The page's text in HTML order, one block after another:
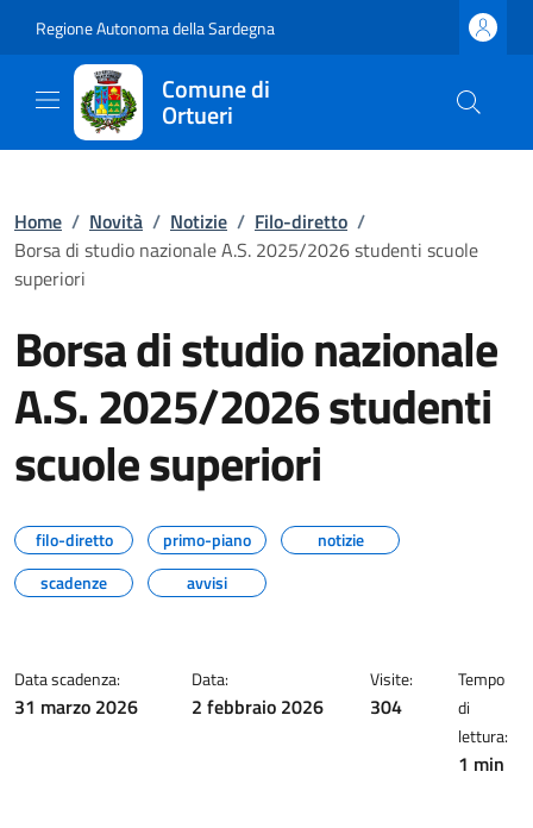
Regione Autonoma della Sardegna
Comune di
Ortueri
Home / Novità / Notizie / Filo-diretto /
Borsa di studio nazionale A.S. 2025/2026 studenti scuole
superiori
Borsa di studio nazionale
A.S. 2025/2026 studenti
scuole superiori
filo-diretto primo-piano
notizie
scadenze
avvisi
Data scadenza:
31 marzo 2026
Data:
2 febbraio 2026
Visite:
304
Tempo
di
lettura:
1 min